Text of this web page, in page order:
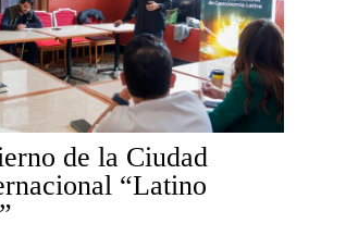
de la Ciudad
“Latino